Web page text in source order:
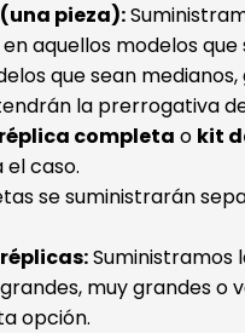
pieza):
aquellos modelos que
que sean
la prerrogativa
réplica completa o kit
el caso.
se suministrarán
Suministramos
muy grandes o
opción.